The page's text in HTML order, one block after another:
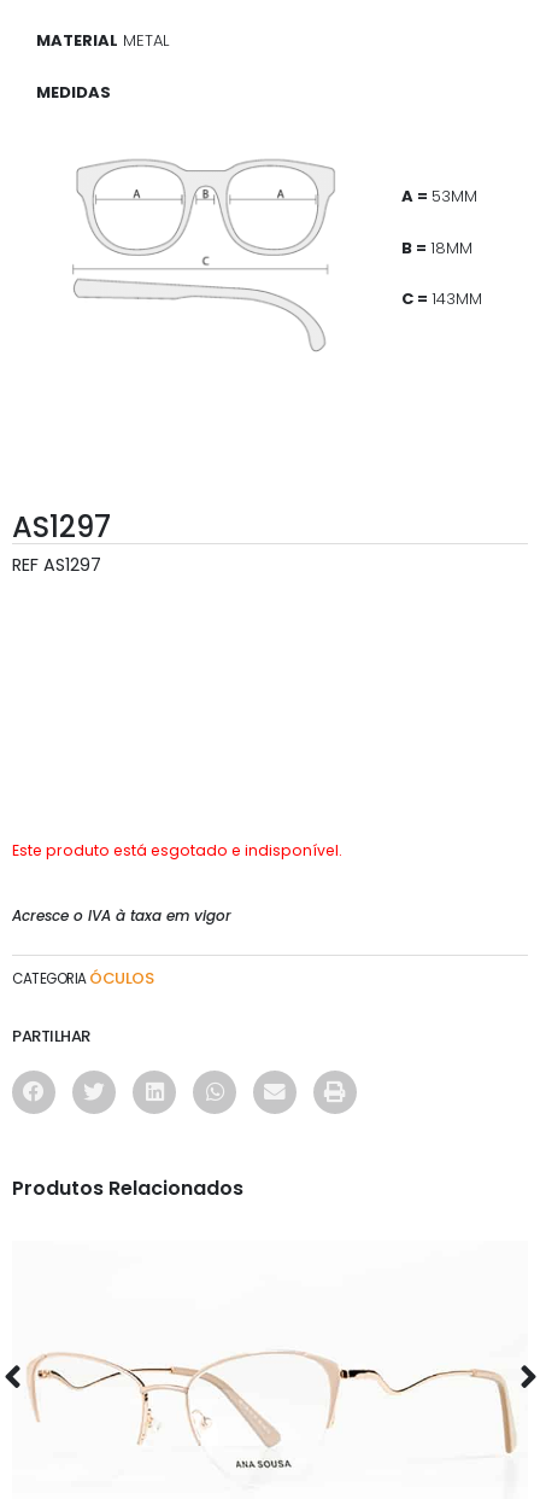
MATERIAL METAL
MEDIDAS
A = 53MM
B = 18MM
C = 143MM
AS1297
REF AS1297
Este produto está esgotado e indisponível.
Acresce o IVA à taxa em vigor
CATEGORIA ÓCULOS
PARTILHAR
Produtos Relacionados
AS1126